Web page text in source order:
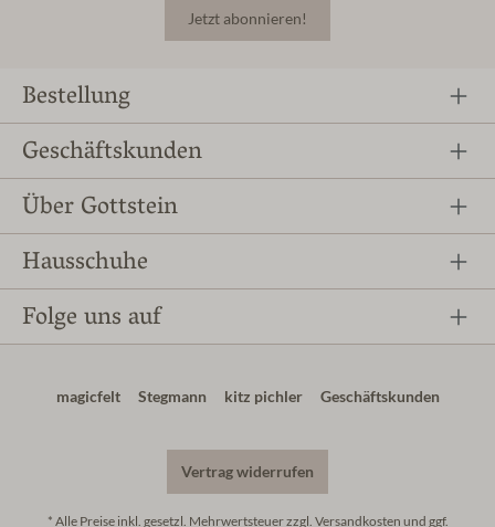
Jetzt abonnieren!
Bestellung
Geschäftskunden
Über Gottstein
Hausschuhe
Folge uns auf
magicfelt Stegmann kitz pichler Geschäftskunden
Vertrag widerrufen
* Alle Preise inkl. gesetzl. Mehrwertsteuer zzgl. Versandkosten und ggf.